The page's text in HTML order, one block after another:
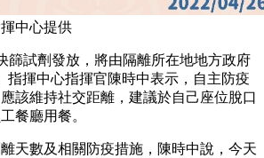
中心提供
篩試劑發放，將由隔離所在地地方政府
指揮中心指揮官陳時中表示，自主防疫
該維持社交距離，建議於自己座位脫口
餐廳用餐。
天數及相關防疫措施，陳時中說，今天